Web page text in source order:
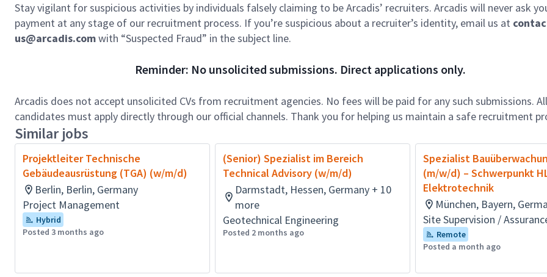
Stay vigilant for suspicious activities by individuals falsely claiming to be Arcadis’ recruiters. Arcadis will never ask
payment at any stage of our recruitment process. If you’re suspicious about a recruiter’s identity, email us at
us@arcadis.comwith “Suspected Fraud” in the subject line.
Reminder: No unsolicited submissions. Direct applications only.
Arcadis does not accept unsolicited CVs from recruitment agencies. No fees will be paid for any such submissions. All
candidates must apply directly through our official channels. Thank you for helping us maintain a safe recruitment
Similar jobs
Projektleiter Technische
Gebäudeausrüstung (TGA) (w/m/d)
Berlin, Berlin, Germany
Project Management
Hybrid
Posted 3 months ago
(Senior) Spezialist im Bereich
Technical Advisory (w/m/d)
Darmstadt, Hessen, Germany + 10
more
Geotechnical Engineering
Posted 2 months ago
Spezialist
(m/w/d) – Schwerpunkt
Elektrotechnik
München, Bayern,
Site Supervision /
Remote
Posted a month ago